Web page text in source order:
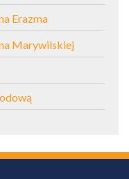
Erazma
Marywilskiej